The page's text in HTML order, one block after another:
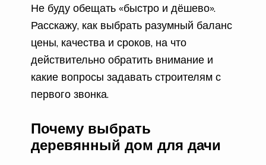
Не буду обещать «быстро и дёшево».
Расскажу, как выбрать разумный баланс
цены, качества и сроков, на что
действительно обратить внимание и
какие вопросы задавать строителям с
первого звонка.
Почему выбрать
деревянный дом для дачи